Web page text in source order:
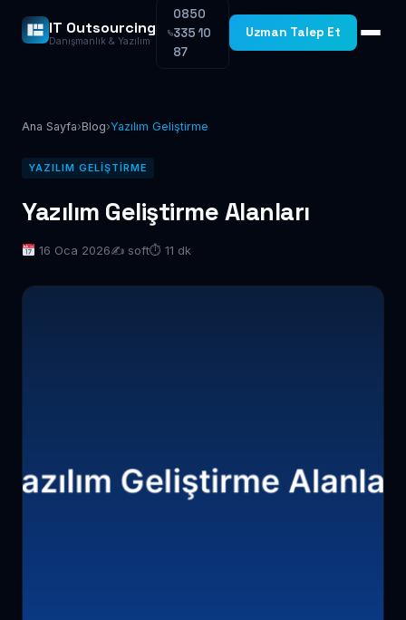
IT Outsourcing
Danışmanlık & Yazılım
0850
335 10
87
Uzman Talep Et
Ana Sayfa›Blog›Yazılım Geliştirme
YAZILIM GELIŞTIRME
Yazılım Geliştirme Alanları
16 Oca 2026✍️ soft⏱ 11 dk